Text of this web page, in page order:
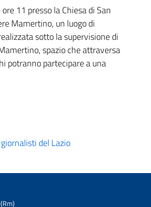
11 presso la Chiesa di San
Mamertino, un luogo di
sotto la supervisione di
spazio che attraversa
potranno partecipare a una
del Lazio